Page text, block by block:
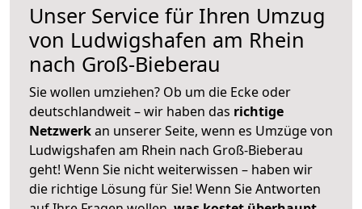
Unser Service für Ihren Umzug
von Ludwigshafen am Rhein
nach Groß-Bieberau
Sie wollen umziehen? Ob um die Ecke oder
deutschlandweit – wir haben das richtige
Netzwerkan unserer Seite, wenn es Umzüge von
Ludwigshafen am Rhein nach Groß-Bieberau
geht! Wenn Sie nicht weiterwissen – haben wir
die richtige Lösung für Sie! Wenn Sie Antworten